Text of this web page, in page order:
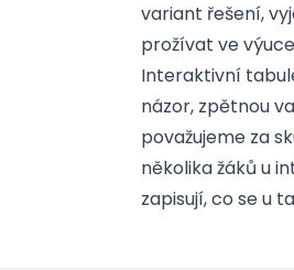
variant řešení,
prožívat ve
Interaktivní
názor, zpětnou
považujeme za
několika žáků u
zapisují, co se u